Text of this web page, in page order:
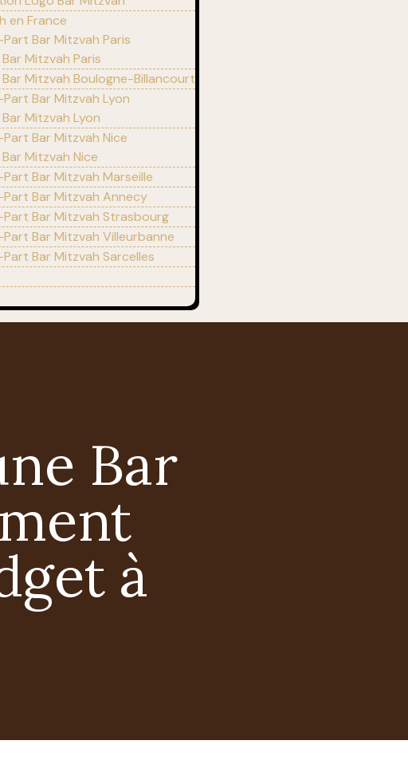
en France
Part Bar Mitzvah Paris
Bar Mitzvah Paris
Bar Mitzvah Boulogne-Billancourt
Part Bar Mitzvah Lyon
Bar Mitzvah Lyon
Part Bar Mitzvah Nice
Bar Mitzvah Nice
Part Bar Mitzvah Marseille
Part Bar Mitzvah Annecy
Part Bar Mitzvah Strasbourg
Part Bar Mitzvah Villeurbanne
Part Bar Mitzvah Sarcelles
Bar
à